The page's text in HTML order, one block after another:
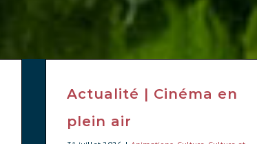
Actualité | Cinéma en
plein air